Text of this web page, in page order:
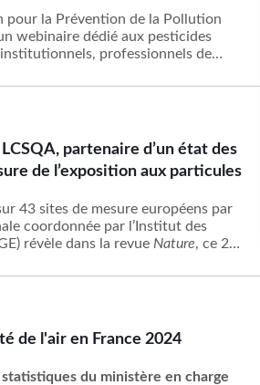
pour la Prévention de la Pollution
webinaire dédié aux pesticides
professionnels de
partenaire d’un état des
de l’exposition aux particules
43 sites de mesure européens par
coordonnée par l’Institut des
révèle dans la revue Nature, ce 22
potentiel oxydant, P
de l'air en France 2024
du ministère en charge